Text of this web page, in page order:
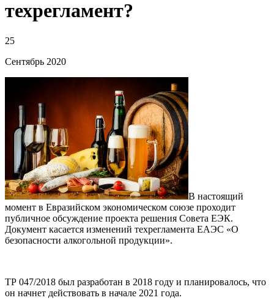
техрегламент?
25
Сентябрь 2020
В настоящий
момент в Евразийском экономическом союзе проходит
публичное обсуждение проекта решения Совета ЕЭК.
Документ касается изменений техрегламента ЕАЭС «О
безопасности алкогольной продукции».
ТР 047/2018 был разработан в 2018 году и планировалось, что
он начнет действовать в начале 2021 года.